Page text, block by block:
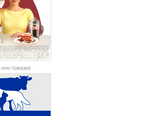
ИНН 7728043605